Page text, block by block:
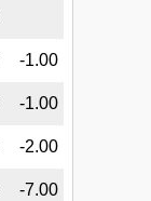
-1.00
-1.00
-2.00
-7.00